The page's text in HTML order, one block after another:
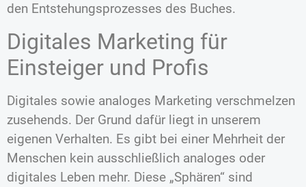
den Entstehungsprozesses des Buches.
Digitales Marketing für
Einsteiger und Profis
Digitales sowie analoges Marketing verschmelzen
zusehends. Der Grund dafür liegt in unserem
eigenen Verhalten. Es gibt bei einer Mehrheit der
Menschen kein ausschließlich analoges oder
digitales Leben mehr. Diese „Sphären“ sind